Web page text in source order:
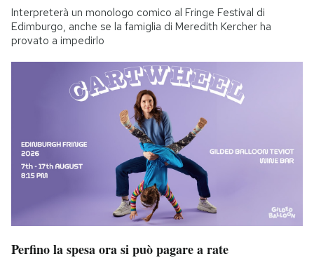
Interpreterà un monologo comico al Fringe Festival di
Edimburgo, anche se la famiglia di Meredith Kercher ha
provato a impedirlo
Perfino la spesa ora si può pagare a rate